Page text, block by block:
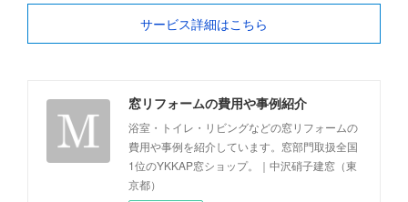
サービス詳細はこちら
窓リフォームの費用や事例紹介
浴室・トイレ・リビングなどの窓リフォームの
費用や事例を紹介しています。窓部門取扱全国
1位のYKKAP窓ショップ。｜中沢硝子建窓（東
京都）